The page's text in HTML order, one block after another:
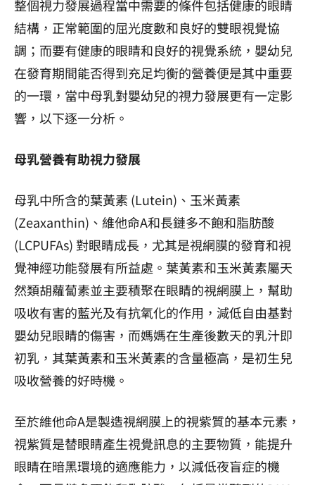
整個視力發展過程當中需要的條件包括健康的眼睛
結構，正常範圍的屈光度數和良好的雙眼視覺協
調；而要有健康的眼睛和良好的視覺系統，嬰幼兒
在發育期間能否得到充足均衡的營養便是其中重要
的一環，當中母乳對嬰幼兒的視力發展更有一定影
響，以下逐一分析。
母乳營養有助視力發展
母乳中所含的葉黃素 (Lutein)、玉米黃素
(Zeaxanthin)、維他命A和長鏈多不飽和脂肪酸
(LCPUFAs) 對眼睛成長，尤其是視網膜的發育和視
覺神經功能發展有所益處。葉黃素和玉米黃素屬天
然類胡蘿蔔素並主要積聚在眼睛的視網膜上，幫助
吸收有害的藍光及有抗氧化的作用，減低自由基對
嬰幼兒眼睛的傷害，而媽媽在生產後數天的乳汁即
初乳，其葉黃素和玉米黃素的含量極高，是初生兒
吸收營養的好時機。
至於維他命A是製造視網膜上的視紫質的基本元素，
視紫質是替眼睛產生視覺訊息的主要物質，能提升
眼睛在暗黑環境的適應能力，以減低夜盲症的機